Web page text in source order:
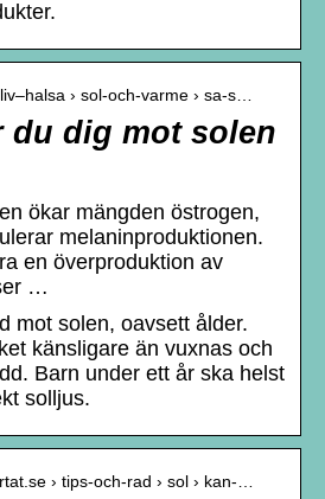
› sol-och-varme › sa-s…
du dig mot solen
ökar mängden östrogen,
melaninproduktionen.
en överproduktion av
…
mot solen, oavsett ålder.
känsligare än vuxnas och
Barn under ett år ska helst
solljus.
› tips-och-rad › sol › kan-…